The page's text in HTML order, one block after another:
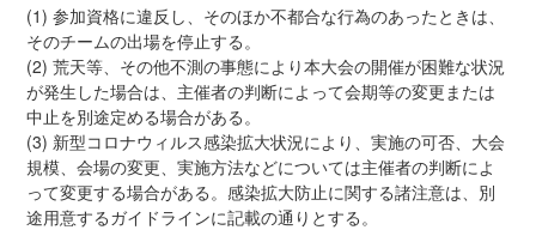
(1) 参加資格に違反し、そのほか不都合な行為のあったときは、
そのチームの出場を停止する。
(2) 荒天等、その他不測の事態により本大会の開催が困難な状況
が発生した場合は、主催者の判断によって会期等の変更または
中止を別途定める場合がある。
(3) 新型コロナウィルス感染拡大状況により、実施の可否、大会
規模、会場の変更、実施方法などについては主催者の判断によ
って変更する場合がある。感染拡大防止に関する諸注意は、別
途用意するガイドラインに記載の通りとする。